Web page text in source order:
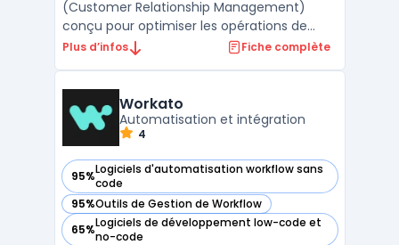
(Customer Relationship Management)
conçu pour optimiser les opérations de
Commerce & Ventes. Développé par
DG, PDG et indépendants en offrant une
solution complète ...
Plus d’infos Fiche complète
Workato
Automatisation et intégration
4
95%Logiciels d'automatisation workflow sans
code
— voir Workato dans cette catégorie
95%Outils de Gestion de Workflow
— voir Workato dans cette catégorie
65%Logiciels de développement low-code et
no-code
— voir Workato dans cette catégorie